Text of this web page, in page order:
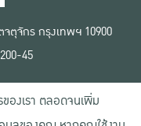
ตุจักร กรุงเทพฯ 10900
45
ของเรา ตลอดจนเพิ่ม